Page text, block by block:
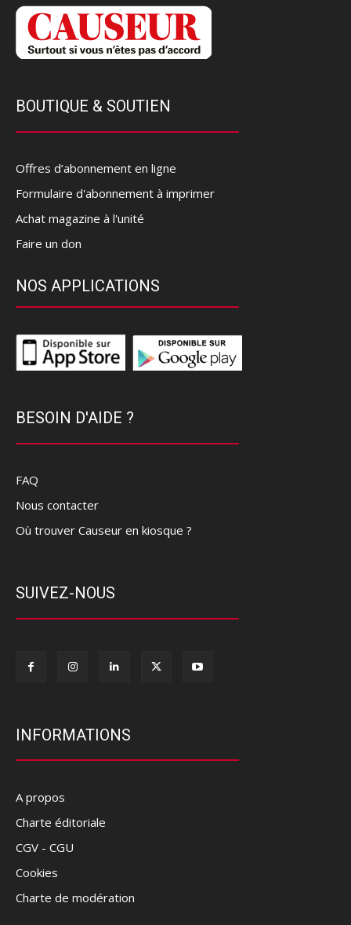
BOUTIQUE & SOUTIEN
Offres d’abonnement en ligne
Formulaire d'abonnement à imprimer
Achat magazine à l'unité
Faire un don
NOS APPLICATIONS
BESOIN D'AIDE ?
FAQ
Nous contacter
Où trouver Causeur en kiosque ?
SUIVEZ-NOUS
INFORMATIONS
A propos
Charte éditoriale
CGV - CGU
Cookies
Charte de modération